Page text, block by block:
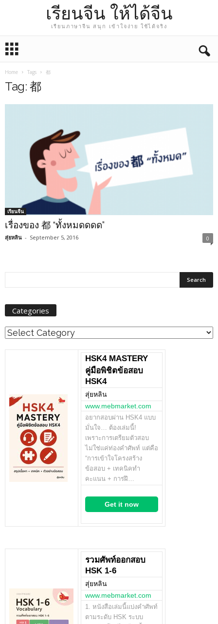
เรียนจีน ให้ได้จีน
เรียนภาษาจีน สนุก เข้าใจง่าย ใช้ได้จริง
Home Tags 都
Tag: 都
เรียนจีน
เรื่องของ 都 “ทั้งหมดดดด”
สุ่ยหลิน - September 5, 2016 0
Categories
Categories
HSK4 MASTERY
คู่มือพิชิตข้อสอบ
HSK4
สุ่ยหลิน
www.mebmarket.com
อยากสอบผ่าน HSK4 แบบ
มั่นใจ… ต้องเล่มนี้!
เพราะการเตรียมตัวสอบ
ไม่ใช่แค่ท่องคำศัพท์ แต่คือ
“การเข้าใจโครงสร้าง
ข้อสอบ + เทคนิคทำ
คะแนน + การฝึ…
Get it now
รวมศัพท์ออกสอบ
HSK 1-6
สุ่ยหลิน
www.mebmarket.com
1. หนังสือเล่มนี้แบ่งคำศัพท์
ตามระดับ HSK ระบบ